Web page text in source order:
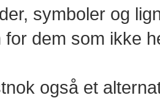
symboler og
for dem som ikke
også et